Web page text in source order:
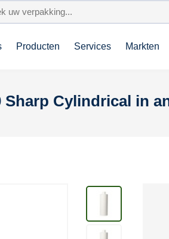
Producten Services Markten
Sharp Cylindrical in